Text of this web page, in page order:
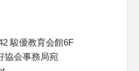
駿優教育会館6F
協会事務局宛